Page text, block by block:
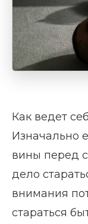
Как ведет
Изначально
вины перед
дело
внимания
стараться